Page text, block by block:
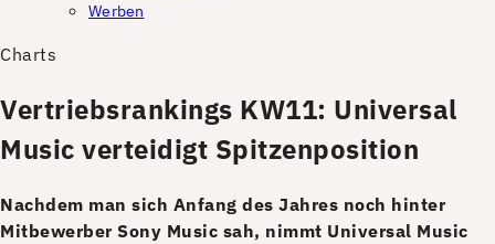
Werben
Charts
Vertriebsrankings KW11: Universal
Music verteidigt Spitzenposition
Nachdem man sich Anfang des Jahres noch hinter
Mitbewerber Sony Music sah, nimmt Universal Music